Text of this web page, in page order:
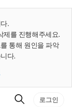
.
제를 진행해주세요.
통해 원인을 파악
다.
검
로그인